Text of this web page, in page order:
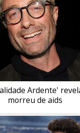
Ardente'
morreu de aids